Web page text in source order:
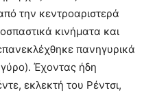
την κεντροαριστερά
κινήματα και
πανηγυρικά
Έχοντας ήδη
εκλεκτή του Ρέντσι,